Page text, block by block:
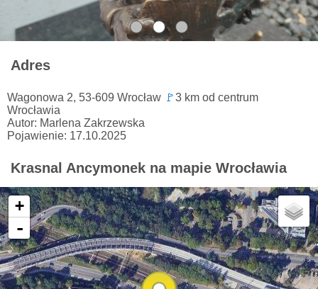
Adres
Wagonowa 2, 53-609 Wrocław 🚩3 km od centrum
Wrocławia
Autor: Marlena Zakrzewska
Pojawienie: 17.10.2025
Krasnal Ancymonek na mapie Wrocławia
+
-